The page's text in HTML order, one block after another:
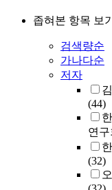
좁혀본 항목 보
검색량순
가나다순
저자
(44)
연구
(32)